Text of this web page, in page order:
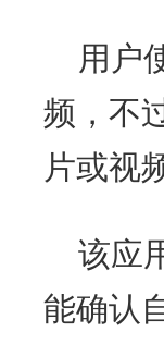
用户
频，不
片或视
该应
能确认